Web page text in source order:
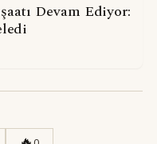
Devam Ediyor: